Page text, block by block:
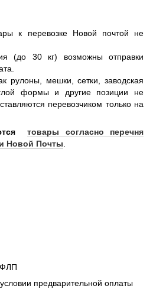
к перевозке Новой почтой не
(до 30 кг) возможны отправки
рулоны, мешки, сетки, заводская
формы и другие позиции не
перевозчиком только на
товары согласно перечня
Новой Почты.
ФЛП
предварительной оплаты